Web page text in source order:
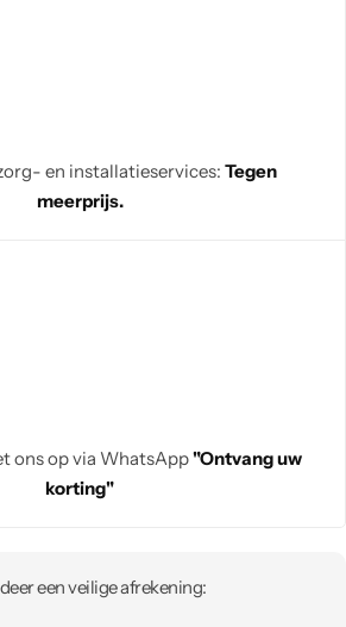
en installatieservices: Tegen
meerprijs.
ons op via WhatsApp"Ontvang uw
korting"
een veilige afrekening: